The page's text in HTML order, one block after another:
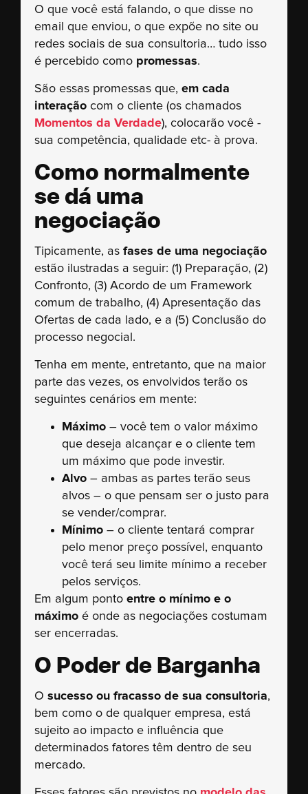
O que você está falando, o que disse no
email que enviou, o que expõe no site ou
redes sociais de sua consultoria… tudo isso
é percebido como promessas.
São essas promessas que, em cada
interação com o cliente (os chamados
Momentos da Verdade), colocarão você -
sua competência, qualidade etc- à prova.
Como normalmente
se dá uma
negociação
Tipicamente, as fases de uma negociação
estão ilustradas a seguir: (1) Preparação, (2)
Confronto, (3) Acordo de um Framework
comum de trabalho, (4) Apresentação das
Ofertas de cada lado, e a (5) Conclusão do
processo negocial.
Tenha em mente, entretanto, que na maior
parte das vezes, os envolvidos terão os
seguintes cenários em mente:
Máximo – você tem o valor máximo
que deseja alcançar e o cliente tem
um máximo que pode investir.
Alvo – ambas as partes terão seus
alvos – o que pensam ser o justo para
se vender/comprar.
Mínimo – o cliente tentará comprar
pelo menor preço possível, enquanto
você terá seu limite mínimo a receber
pelos serviços.
Em algum ponto entre o mínimo e o
máximo é onde as negociações costumam
ser encerradas.
O Poder de Barganha
O sucesso ou fracasso de sua consultoria,
bem como o de qualquer empresa, está
sujeito ao impacto e influência que
determinados fatores têm dentro de seu
mercado.